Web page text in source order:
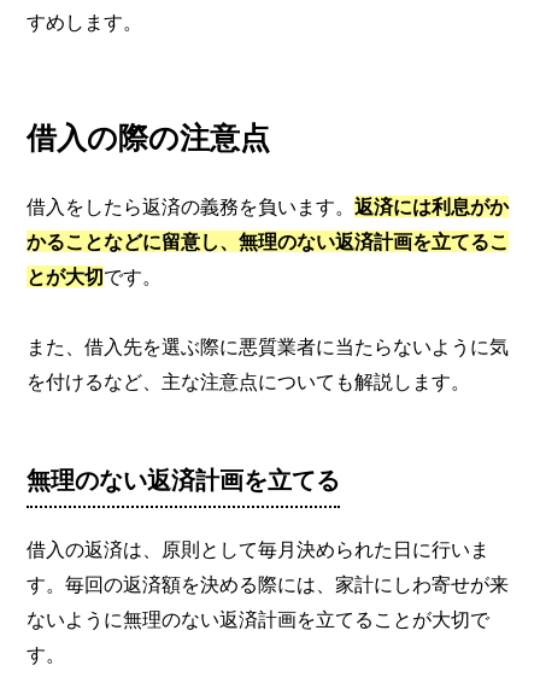
すめします。
借入の際の注意点
借入をしたら返済の義務を負います。返済には利息がか
かることなどに留意し、無理のない返済計画を立てるこ
とが大切です。
また、借入先を選ぶ際に悪質業者に当たらないように気
を付けるなど、主な注意点についても解説します。
無理のない返済計画を立てる
借入の返済は、原則として毎月決められた日に行いま
す。毎回の返済額を決める際には、家計にしわ寄せが来
ないように無理のない返済計画を立てることが大切で
す。